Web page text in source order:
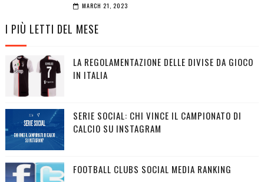
MARCH 21, 2023
I PIÙ LETTI DEL MESE
LA REGOLAMENTAZIONE DELLE DIVISE DA GIOCO
IN ITALIA
SERIE SOCIAL: CHI VINCE IL CAMPIONATO DI
CALCIO SU INSTAGRAM
FOOTBALL CLUBS SOCIAL MEDIA RANKING